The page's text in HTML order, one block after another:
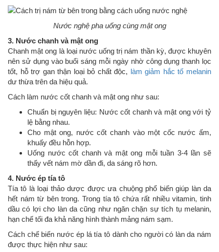
Nước nghệ pha uống cùng mật ong
3. Nước chanh và mật ong
Chanh mật ong là loại nước uống trị nám thần kỳ, được khuyên
nên sử dụng vào buổi sáng mỗi ngày nhờ công dụng thanh lọc
tốt, hỗ trợ gan thận loại bỏ chất độc, làm giảm hắc tố melanin
dư thừa trên da hiệu quả.
Cách làm nước cốt chanh và mật ong như sau:
Chuẩn bị nguyên liệu: Nước cốt chanh và mật ong với tỷ
lệ bằng nhau.
Cho mật ong, nước cốt chanh vào một cốc nước ấm,
khuấy đều hỗn hợp.
Uống nước cốt chanh và mật ong mỗi tuần 3-4 lần sẽ
thấy vết nám mờ dần đi, da sáng rõ hơn.
4. Nước ép tía tô
Tía tô là loại thảo dược được ưa chuộng phổ biến giúp làn da
hết nám từ bên trong. Trong tía tô chứa rất nhiều vitamin, tinh
dầu có lợi cho làn da cũng như ngăn chặn sự tích tụ melanin,
hạn chế tối đa khả năng hình thành mảng nám sạm.
Cách chế biến nước ép lá tía tô dành cho người có làn da nám
được thực hiện như sau: